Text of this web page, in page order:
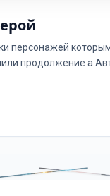
персонажей
продолжение а